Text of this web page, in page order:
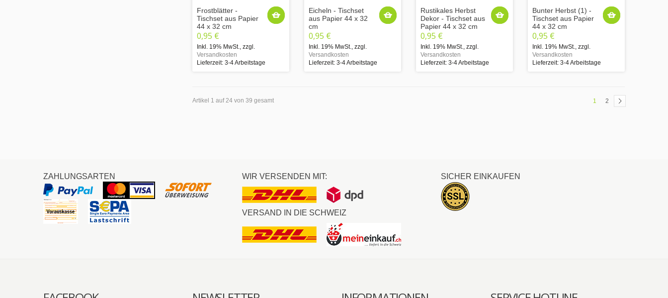
Frostblätter -
Tischset aus Papier
44 x 32 cm
0,95 €
Inkl. 19% MwSt. zzgl.
Versandkosten
Lieferzeit: 3-4 Arbeitstage
Eicheln - Tischset
aus Papier 44 x 32
cm
0,95 €
Inkl. 19% MwSt. zzgl.
Versandkosten
Lieferzeit: 3-4 Arbeitstage
Rustikales Herbst
Dekor - Tischset aus
Papier 44 x 32 cm
0,95 €
Inkl. 19% MwSt. zzgl.
Versandkosten
Lieferzeit: 3-4 Arbeitstage
Bunter Herbst (1) -
Tischset aus Papier
44 x 32 cm
0,95 €
Inkl. 19% MwSt. zzgl.
Versandkosten
Lieferzeit: 3-4 Arbeitstage
Artikel 1 auf 24 von 39 gesamt 1 2
ZAHLUNGSARTEN WIR VERSENDEN MIT:
VERSAND IN DIE SCHWEIZ
SICHER EINKAUFEN